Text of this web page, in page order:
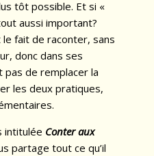
tôt possible. Et si «
aussi important?
le fait de raconter, sans
donc dans ses
pas de remplacer la
les deux pratiques,
intitulée Conter aux
partage tout ce qu’il